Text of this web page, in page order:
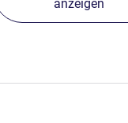
anzeigen